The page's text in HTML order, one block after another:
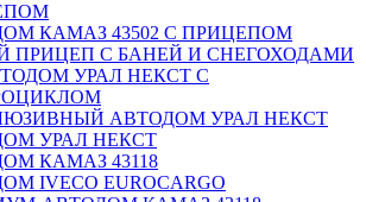
КАМАЗ 43502 С ПРИЦЕПОМ
ПРИЦЕП С БАНЕЙ И СНЕГОХОДАМИ
УРАЛ НЕКСТ С
АВТОДОМ УРАЛ НЕКСТ
УРАЛ НЕКСТ
КАМАЗ 43118
IVECO EUROCARGO